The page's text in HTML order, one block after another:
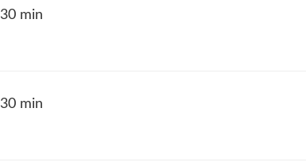
min
min